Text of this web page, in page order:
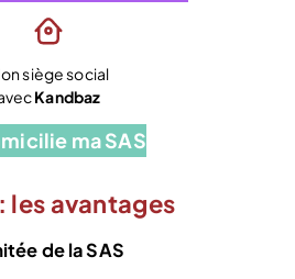
siège social
Kandbaz
ma SAS
les avantages
de la SAS